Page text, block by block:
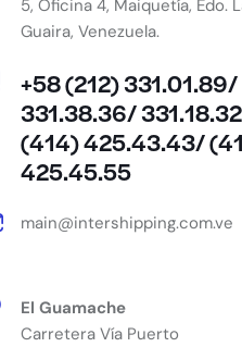
5, Oficina 4, Maiquetía, Edo.
Guaira, Venezuela.
+58 (212) 331.01.89/
331.38.36/
(414) 425.43.43/
425.45.55
main@intershipping.com.ve
El Guamache
Carretera Vía Puerto